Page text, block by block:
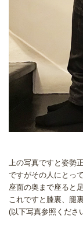
上の写真ですと姿勢
ですがその人にとっ
座面の奥まで座ると
これですと膝裏、腿
(以下写真参照くださ